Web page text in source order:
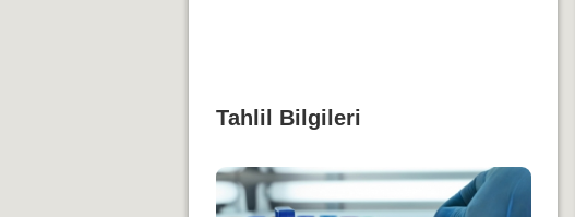
Tahlil Bilgileri